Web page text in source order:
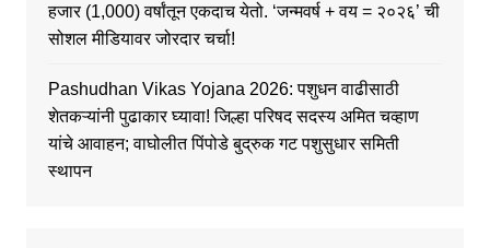
हजार (1,000) वर्षांतून एकदाच येतो. ‘जन्मवर्ष + वय = २०२६’ ची
सोशल मीडियावर जोरदार चर्चा!
Pashudhan Vikas Yojana 2026: पशुधन वाढीसाठी
शेतकऱ्यांनी पुढाकार घ्यावा! जिल्हा परिषद सदस्य अमित चव्हाण
यांचे आवाहन; वाघोलीत पिंपोडे बुद्रुक गट पशुसुधार समिती
स्थापन